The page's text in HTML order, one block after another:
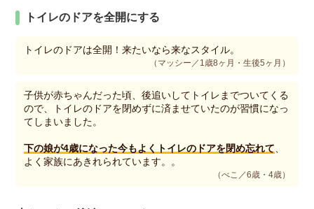
トイレのドアを全開にする
トイレのドアは全開！来たいなら来なスタイル。
（マッシー／1歳8ヶ月・生後5ヶ月）
子供が赤ちゃんだった頃、後追いしてトイレまでついてくる
ので、トイレのドアを閉めずに済ませていたのが習慣になっ
てしまいました。
下の娘が4歳になった今もよくトイレのドアを閉め忘れて
よく家族にあきれられています。。
（べこ／6歳・4歳）